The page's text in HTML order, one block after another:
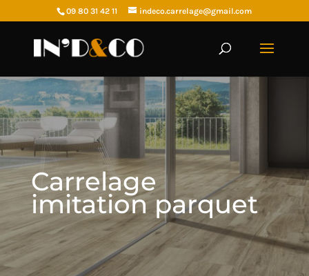
09 80 31 42 11 indeco.carrelage@gmail.com
Carrelage
imitation parquet